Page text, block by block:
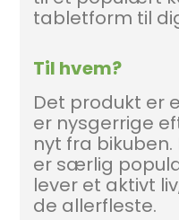
tabletform til
Til hvem?
Det produkt er
er nysgerrige
nyt fra bikuben.
er særlig
lever et aktivt
de allerfleste.